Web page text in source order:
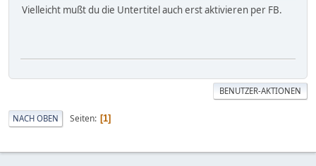
Vielleicht mußt du die Untertitel auch erst aktivieren per FB.
BENUTZER-AKTIONEN
NACH OBEN Seiten 1